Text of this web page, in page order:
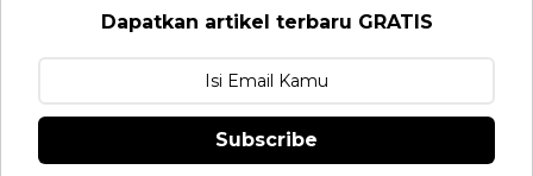
Dapatkan artikel terbaru GRATIS
Subscribe